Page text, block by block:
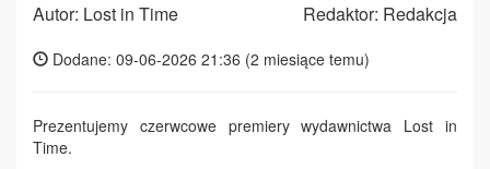
Autor: Lost in Time Redaktor: Redakcja
Dodane: 09-06-2026 21:36 (2 miesiące temu)
Prezentujemy czerwcowe premiery wydawnictwa Lost in
Time.